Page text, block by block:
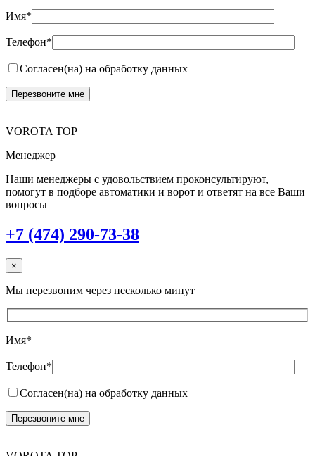
Имя*
Телефон*
Согласен(на) на обработку данных
VOROTA TOP
Менеджер
Наши менеджеры с удовольствием проконсультируют,
помогут в подборе автоматики и ворот и ответят на все Ваши
вопросы
+7 (474) 290-73-38
×
Мы перезвоним через несколько минут
Имя*
Телефон*
Согласен(на) на обработку данных